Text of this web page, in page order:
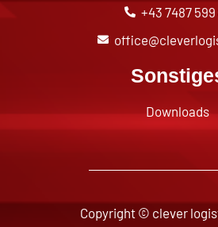
+43 7487 599
Downloads
Copyright © clever